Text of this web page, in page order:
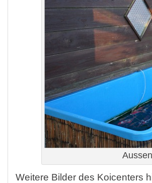
Weitere Bilder des Koicenters